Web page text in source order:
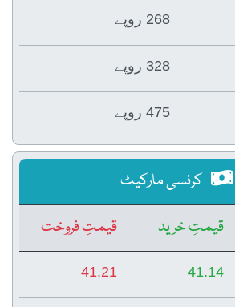
268 روپے
328 روپے
475 روپے
کرنسی مارکیٹ
قیمتِ خرید
قیمتِ فروخت
41.14
41.21